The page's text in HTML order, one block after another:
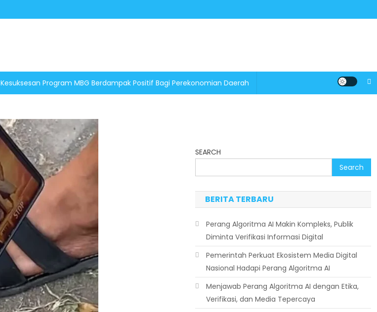
Kesuksesan Program MBG Berdampak Positif Bagi Perekonomian Daerah
SEARCH
Search
BERITA TERBARU
Perang Algoritma AI Makin Kompleks, Publik
Diminta Verifikasi Informasi Digital
Pemerintah Perkuat Ekosistem Media Digital
Nasional Hadapi Perang Algoritma AI
Menjawab Perang Algoritma AI dengan Etika,
Verifikasi, dan Media Tepercaya